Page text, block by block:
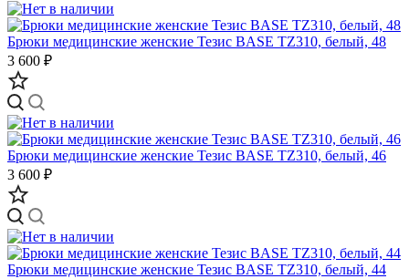
Брюки медицинские женские Тезис BASE TZ310, белый, 48
3 600 ₽
Брюки медицинские женские Тезис BASE TZ310, белый, 46
3 600 ₽
Брюки медицинские женские Тезис BASE TZ310, белый, 44